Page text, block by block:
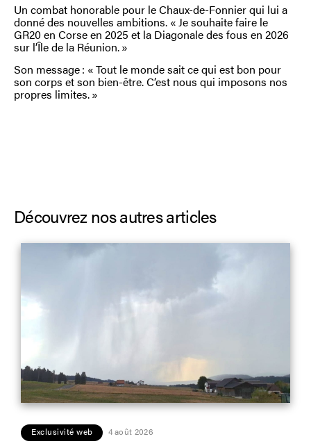
Un combat honorable pour le Chaux-de-Fonnier qui lui a
donné des nouvelles ambitions. « Je souhaite faire le
GR20 en Corse en 2025 et la Diagonale des fous en 2026
sur l’Île de la Réunion. »
Son message : « Tout le monde sait ce qui est bon pour
son corps et son bien-être. C’est nous qui imposons nos
propres limites. »
Découvrez nos autres articles
Exclusivité web 4 août 2026